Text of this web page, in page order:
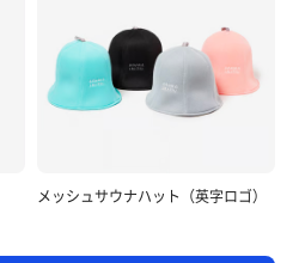
メッシュサウナハット（英字ロゴ）